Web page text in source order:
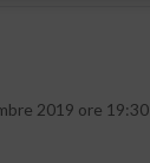
2019 ore 19:30